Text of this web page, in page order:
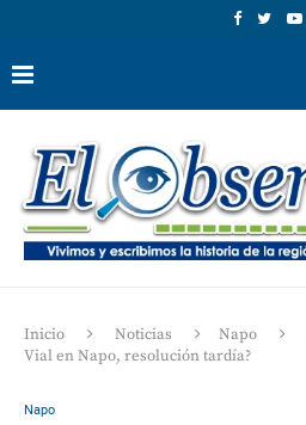
Inicio Noticias Napo
Vial en Napo, resolución tardía?
Napo